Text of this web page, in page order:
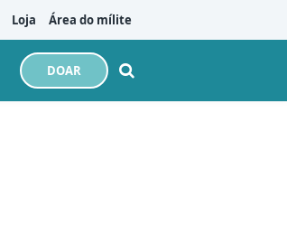
Loja Área do mílite
DOAR